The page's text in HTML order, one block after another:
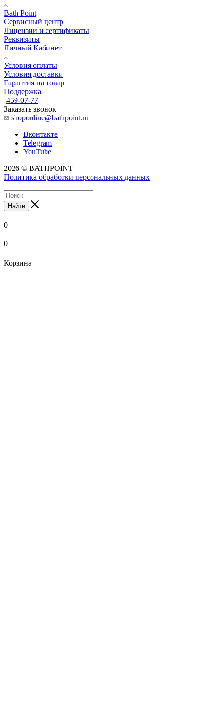
Bath Point
Сервисный центр
Лицензии и сертификаты
Реквизиты
Личный Кабинет
Условия оплаты
Условия доставки
Гарантия на товар
Поддержка
459-07-77
Заказать звонок
shoponline@bathpoint.ru
Вконтакте
Telegram
YouTube
2026 © BATHPOINT
Политика обработки персональных данных
Найти
0
0
Корзина